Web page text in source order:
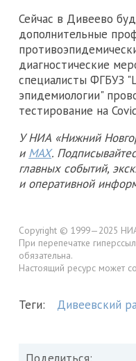
Сейчас в Дивеево
дополнительные
диагностические
специалисты ФГБУЗ
эпидемиологии"
тестирование на
У НИА «Нижний
и MAX.
главных событий,
и оперативной
Copyright © 1999—2025
При перепечатке
обязательна.
Настоящий ресурс может
Теги: Дивеевский